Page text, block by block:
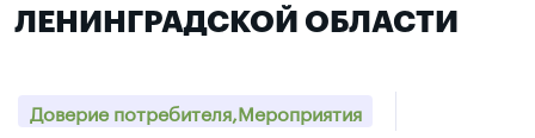
ЛЕНИНГРАДСКОЙ ОБЛАСТИ
Доверие потребителя,Мероприятия